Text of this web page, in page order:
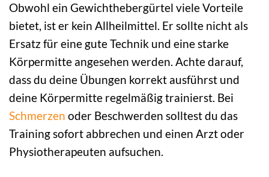
Obwohl ein Gewichthebergürtel viele Vorteile
bietet, ist er kein Allheilmittel. Er sollte nicht als
Ersatz für eine gute Technik und eine starke
Körpermitte angesehen werden. Achte darauf,
dass du deine Übungen korrekt ausführst und
deine Körpermitte regelmäßig trainierst. Bei
Schmerzen oder Beschwerden solltest du das
Training sofort abbrechen und einen Arzt oder
Physiotherapeuten aufsuchen.